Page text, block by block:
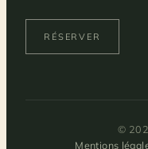
RÉSERVER
©
Mentions